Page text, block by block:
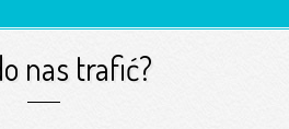
nas trafić?